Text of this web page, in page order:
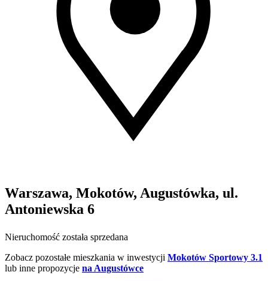
Warszawa, Mokotów, Augustówka, ul.
Antoniewska 6
Nieruchomość została sprzedana
Zobacz pozostałe mieszkania w inwestycji Mokotów Sportowy 3.1
lub inne propozycje na Augustówce